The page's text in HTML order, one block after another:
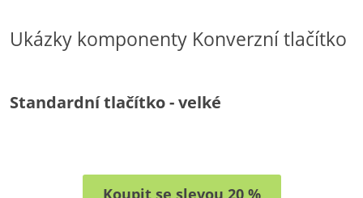
Ukázky komponenty Konverzní tlačítko
Standardní tlačítko - velké